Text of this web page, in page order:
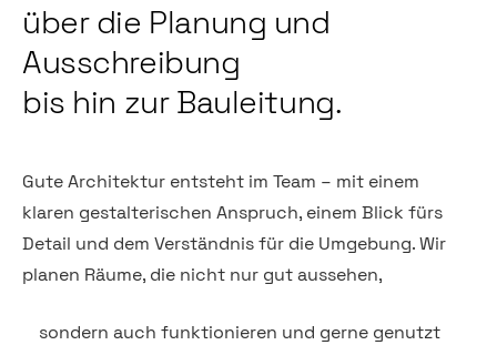
über die Planung und
Ausschreibung
bis hin zur Bauleitung.
Gute Architektur entsteht im Team – mit einem
klaren gestalterischen Anspruch, einem Blick fürs
Detail und dem Verständnis für die Umgebung. Wir
planen Räume, die nicht nur gut aussehen,
sondern auch funktionieren und gerne genutzt